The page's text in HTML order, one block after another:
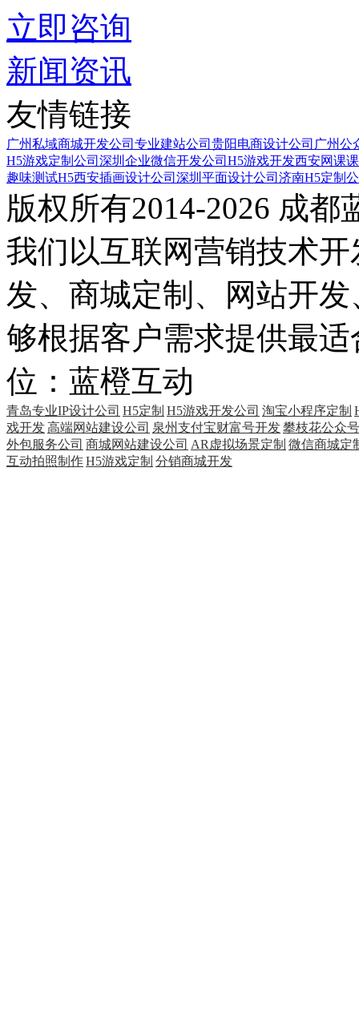
立即咨询
新闻资讯
友情链接
广州私域商城开发公司 专业建站公司 贵阳电商设计公司 广州公
H5游戏定制公司 深圳企业微信开发公司 H5游戏开发西安网课
趣味测试H5西安插画设计公司 深圳平面设计公司 济南H5定制
版权所有2014-2026
我们以互联网营销技术
发、商城定制、网站开
够根据客户需求提供
位：蓝橙互动
青岛专业IP设计公司 H5定制 H5游戏开发公司 淘宝小程序定制
戏开发高端网站建设公司 泉州支付宝财富号开发攀枝花公众
外包服务公司 商城网站建设公司 AR虚拟场景定制 微信商城定
互动拍照制作H5游戏定制 分销商城开发